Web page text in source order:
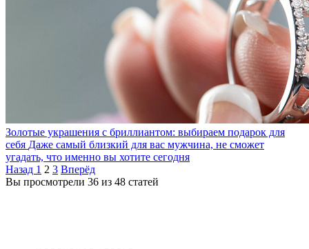
Золотые украшения с бриллиантом: выбираем подарок для
себя Даже самый близкий для вас мужчина, не сможет
угадать, что именно вы хотите сегодня
Назад 1 2 3 Вперёд
Вы просмотрели 36 из 48 статей